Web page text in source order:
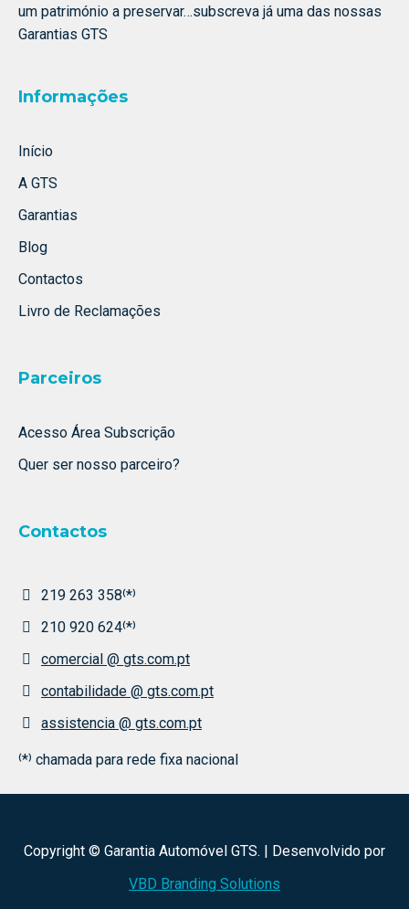
um património a preservar…subscreva já uma das nossas
Garantias GTS
Informações
Início
A GTS
Garantias
Blog
Contactos
Livro de Reclamações
Parceiros
Acesso Área Subscrição
Quer ser nosso parceiro?
Contactos
219 263 358⁽*⁾
210 920 624⁽*⁾
comercial @ gts.com.pt
contabilidade @ gts.com.pt
assistencia @ gts.com.pt
⁽*⁾ chamada para rede fixa nacional
Copyright © Garantia Automóvel GTS. | Desenvolvido por
VBD Branding Solutions